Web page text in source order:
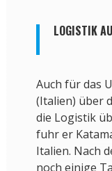
LOGISTIK
Auch für das
(Italien) über
die Logistik
fuhr er
Italien. Nach
noch einige